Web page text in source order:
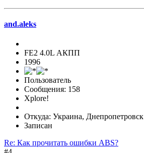
and.aleks
FE2 4.0L АКПП
1996
Пользователь
Сообщения: 158
Xplore!
Откуда: Украина, Днепропетровск
Записан
Re: Как прочитать ошибки ABS?